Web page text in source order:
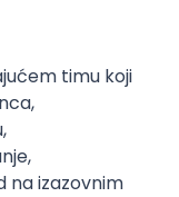
timu koji
na izazovnim